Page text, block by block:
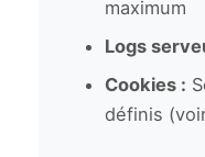
maximum
Logs
Cookies :
définis